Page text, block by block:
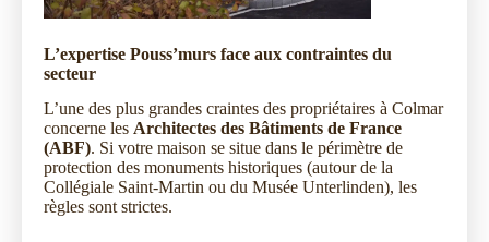
L’expertise Pouss’murs face aux contraintes du
secteur
L’une des plus grandes craintes des propriétaires à Colmar
concerne les Architectes des Bâtiments de France
(ABF). Si votre maison se situe dans le périmètre de
protection des monuments historiques (autour de la
Collégiale Saint-Martin ou du Musée Unterlinden), les
règles sont strictes.